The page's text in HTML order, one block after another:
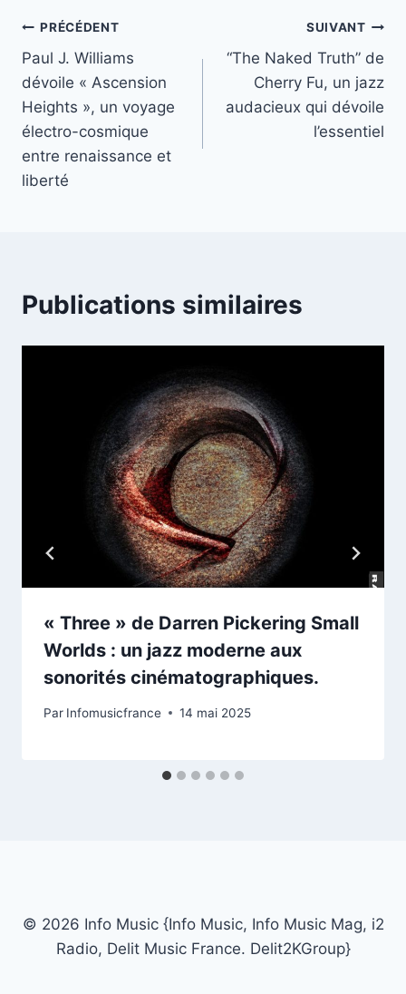
Navigation
de
l’article
PRÉCÉDENT
Paul J. Williams
dévoile « Ascension
Heights », un voyage
électro-cosmique
entre renaissance et
liberté
SUIVANT
“The Naked Truth” de
Cherry Fu, un jazz
audacieux qui dévoile
l’essentiel
Publications similaires
« Three » de Darren Pickering Small
Worlds : un jazz moderne aux
sonorités cinématographiques.
Par Infomusicfrance 14 mai 2025
© 2026 Info Music {Info Music, Info Music Mag, i2
Radio, Delit Music France. Delit2KGroup}